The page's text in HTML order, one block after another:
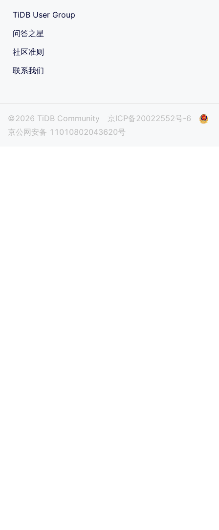
TiDB User Group
问答之星
社区准则
联系我们
©2026 TiDB Community
京ICP备20022552号-6
京公网安备 11010802043620号